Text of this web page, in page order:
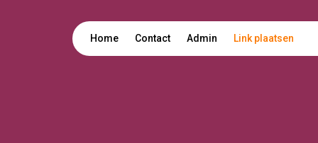
Home Contact Admin Link plaatsen